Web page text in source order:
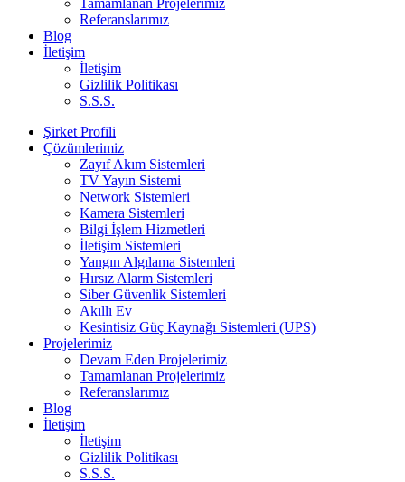
Tamamlanan Projelerimiz
Referanslarımız
Blog
İletişim
İletişim
Gizlilik Politikası
S.S.S.
Şirket Profili
Çözümlerimiz
Zayıf Akım Sistemleri
TV Yayın Sistemi
Network Sistemleri
Kamera Sistemleri
Bilgi İşlem Hizmetleri
İletişim Sistemleri
Yangın Algılama Sistemleri
Hırsız Alarm Sistemleri
Siber Güvenlik Sistemleri
Akıllı Ev
Kesintisiz Güç Kaynağı Sistemleri (UPS)
Projelerimiz
Devam Eden Projelerimiz
Tamamlanan Projelerimiz
Referanslarımız
Blog
İletişim
İletişim
Gizlilik Politikası
S.S.S.